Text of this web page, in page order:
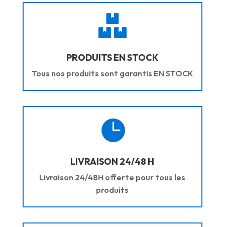

PRODUITS EN STOCK
Tous nos produits sont garantis EN STOCK

LIVRAISON 24/48 H
Livraison 24/48H offerte pour tous les
produits